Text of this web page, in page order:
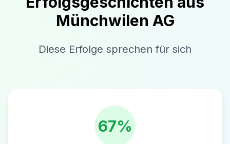
Münchwilen AG
Diese Erfolge sprechen für sich
67%